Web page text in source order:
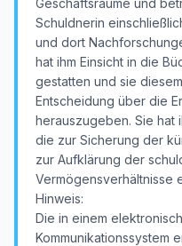
Geschäftsräume und
Schuldnerin
und dort
hat ihm Einsicht in die
gestatten und sie
Entscheidung über die
herauszugeben. Sie hat
die zur Sicherung der
zur Aufklärung der
Vermögensverhältnisse
Hinweis:
Die in einem
Kommunikationssystem